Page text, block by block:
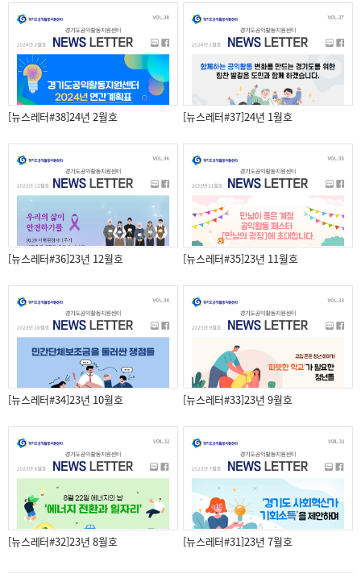
[뉴스레터#38]24년 2월호 [뉴스레터#37]24년 1월호
[뉴스레터#36]23년 12월호 [뉴스레터#35]23년 11월호
[뉴스레터#34]23년 10월호 [뉴스레터#33]23년 9월호
[뉴스레터#32]23년 8월호 [뉴스레터#31]23년 7월호